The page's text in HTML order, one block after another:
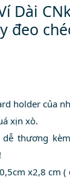
Dài
đeo
holder của
xịn xò.
thương
x2,8 cm